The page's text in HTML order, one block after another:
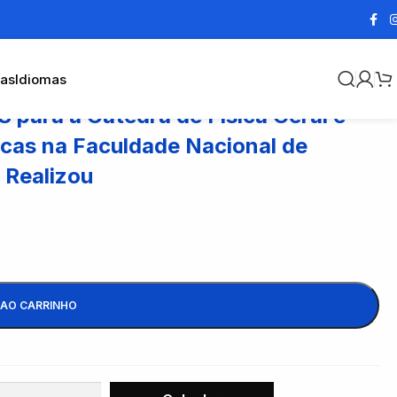
Idiomas
para a Cátedra de Física Geral e
na Faculdade Nacional de
CARRINHO